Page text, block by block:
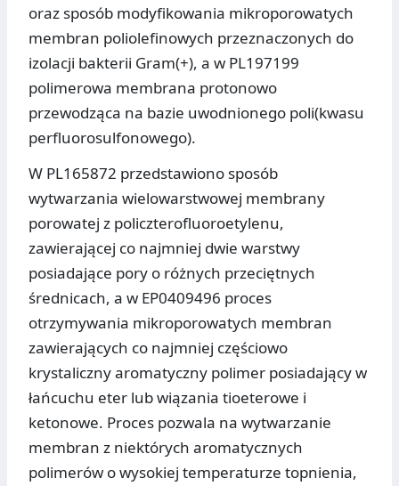
oraz sposób modyfikowania mikroporowatych
membran poliolefinowych przeznaczonych do
izolacji bakterii Gram(+), a w PL197199
polimerowa membrana protonowo
przewodząca na bazie uwodnionego poli(kwasu
perfluorosulfonowego).
W PL165872 przedstawiono sposób
wytwarzania wielowarstwowej membrany
porowatej z policzterofluoroetylenu,
zawierającej co najmniej dwie warstwy
posiadające pory o różnych przeciętnych
średnicach, a w EP0409496 proces
otrzymywania mikroporowatych membran
zawierających co najmniej częściowo
krystaliczny aromatyczny polimer posiadający w
łańcuchu eter lub wiązania tioeterowe i
ketonowe. Proces pozwala na wytwarzanie
membran z niektórych aromatycznych
polimerów o wysokiej temperaturze topnienia,